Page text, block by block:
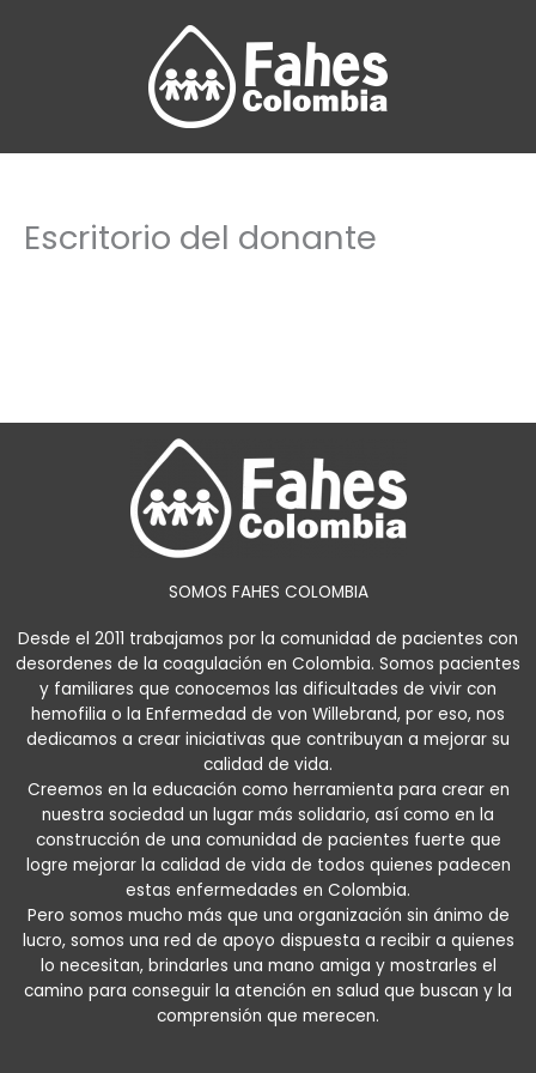
Escritorio del donante
SOMOS FAHES COLOMBIA
Desde el 2011 trabajamos por la comunidad de pacientes con
desordenes de la coagulación en Colombia. Somos pacientes
y familiares que conocemos las dificultades de vivir con
hemofilia o la Enfermedad de von Willebrand, por eso, nos
dedicamos a crear iniciativas que contribuyan a mejorar su
calidad de vida.
Creemos en la educación como herramienta para crear en
nuestra sociedad un lugar más solidario, así como en la
construcción de una comunidad de pacientes fuerte que
logre mejorar la calidad de vida de todos quienes padecen
estas enfermedades en Colombia.
Pero somos mucho más que una organización sin ánimo de
lucro, somos una red de apoyo dispuesta a recibir a quienes
lo necesitan, brindarles una mano amiga y mostrarles el
camino para conseguir la atención en salud que buscan y la
comprensión que merecen.